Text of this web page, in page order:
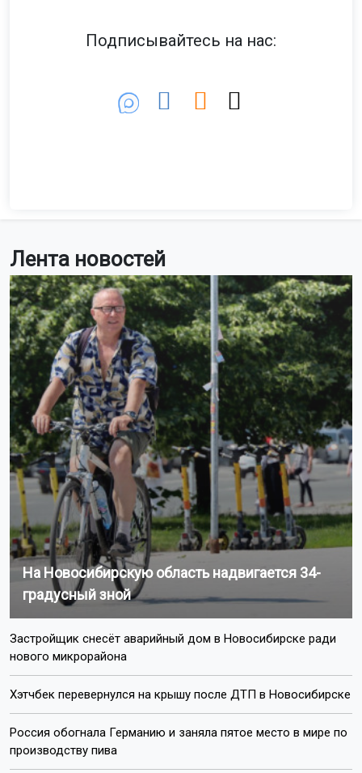
Лента новостей
На Новосибирскую область надвигается 34-
градусный зной
Застройщик снесёт аварийный дом в Новосибирске ради
нового микрорайона
Хэтчбек перевернулся на крышу после ДТП в Новосибирске
Россия обогнала Германию и заняла пятое место в мире по
производству пива
Подписывайтесь на нас: